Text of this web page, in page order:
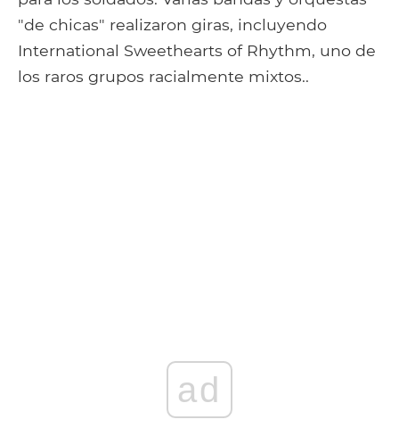
"de chicas" realizaron giras, incluyendo
International Sweethearts of Rhythm, uno de
los raros grupos racialmente mixtos..
ad